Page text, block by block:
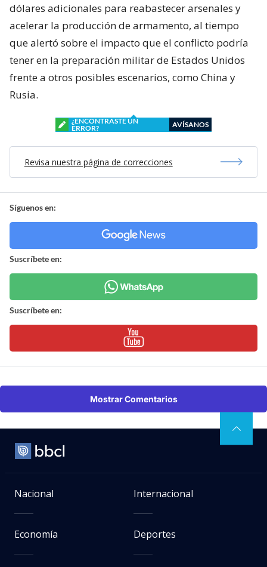
dólares adicionales para reabastecer arsenales y
acelerar la producción de armamento, al tiempo
que alertó sobre el impacto que el conflicto podría
tener en la preparación militar de Estados Unidos
frente a otros posibles escenarios, como China y
Rusia.
¿ENCONTRASTE UN
ERROR?
AVÍSANOS
Revisa nuestra página de correcciones
Síguenos en:
Suscríbete en:
Suscríbete en:
Mostrar Comentarios
Nacional Internacional
Economía Deportes